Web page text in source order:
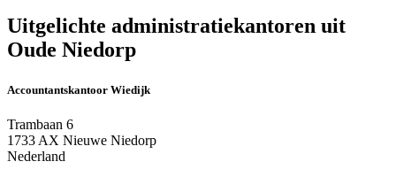
Uitgelichte administratiekantoren uit
Oude Niedorp
Accountantskantoor Wiedijk
Trambaan 6
1733 AX Nieuwe Niedorp
Nederland